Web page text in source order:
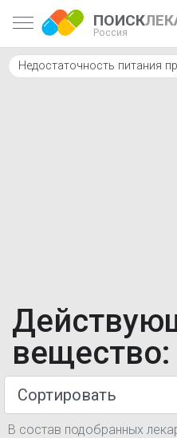
ПОИСК
Россия
Недостаточность питания
В состав подобранных